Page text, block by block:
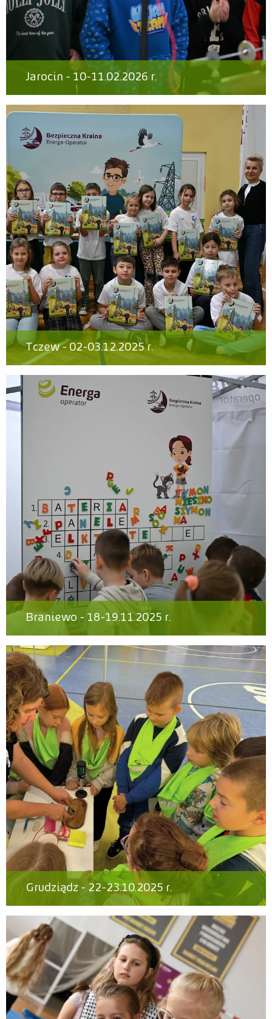
Jarocin - 10-11.02.2026 r.
Tczew - 02-03.12.2025 r.
Braniewo - 18-19.11.2025 r.
Grudziądz - 22-23.10.2025 r.